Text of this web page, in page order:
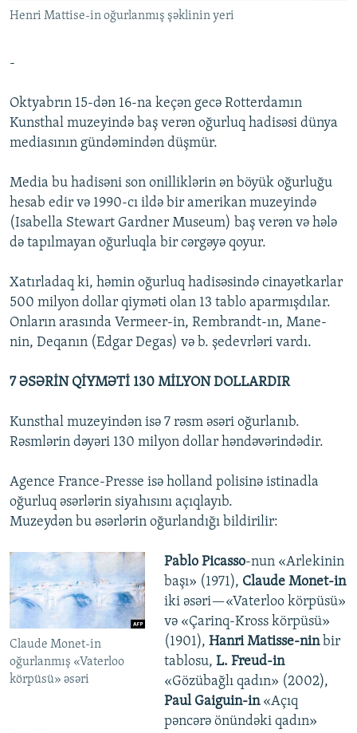
BIZIMLƏ ƏLAQƏ
Henri Mattise-in oğurlanmış şəklinin yeri
-
Oktyabrın 15-dən 16-na keçən gecə Rotterdamın
Kunsthal muzeyində baş verən oğurluq hadisəsi dünya
mediasının gündəmindən düşmür.
Media bu hadisəni son onilliklərin ən böyük oğurluğu
hesab edir və 1990-cı ildə bir amerikan muzeyində
(Isabella Stewart Gardner Museum) baş verən və hələ
də tapılmayan oğurluqla bir cərgəyə qoyur.
Xatırladaq ki, həmin oğurluq hadisəsində cinayətkarlar
500 milyon dollar qiyməti olan 13 tablo aparmışdılar.
Onların arasında Vermeer-in, Rembrandt-ın, Mane-
nin, Deqanın (Edgar Degas) və b. şedevrləri vardı.
7 ƏSƏRİN QİYMƏTİ 130 MİLYON DOLLARDIR
Kunsthal muzeyindən isə 7 rəsm əsəri oğurlanıb.
Rəsmlərin dəyəri 130 milyon dollar həndəvərindədir.
Agence France-Presse isə holland polisinə istinadla
oğurluq əsərlərin siyahısını açıqlayıb.
Muzeydən bu əsərlərin oğurlandığı bildirilir:
Claude Monet-in
oğurlanmış «Vaterloo
körpüsü» əsəri
Pablo Picasso-nun «Arlekinin
başı» (1971), Claude Monet-in
iki əsəri—«Vaterloo körpüsü»
və «Çarinq-Kross körpüsü»
(1901), Hanri Matisse-ninbir
tablosu, L. Freud-in
«Gözübağlı qadın» (2002),
Paul Gaiguin-in«Açıq
pəncərə önündəki qadın»